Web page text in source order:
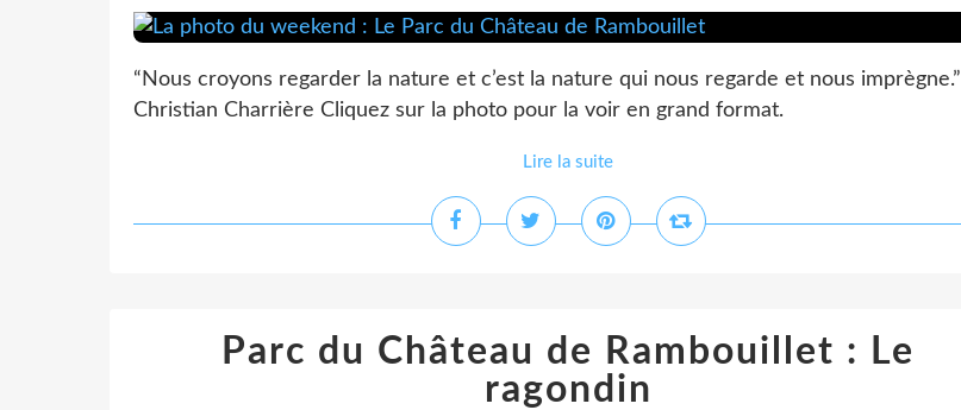
“Nous croyons regarder la nature et c’est la nature qui nous regarde et nous imprègne.”
Christian Charrière Cliquez sur la photo pour la voir en grand format.
Lire la suite
Parc du Château de Rambouillet : Le
ragondin